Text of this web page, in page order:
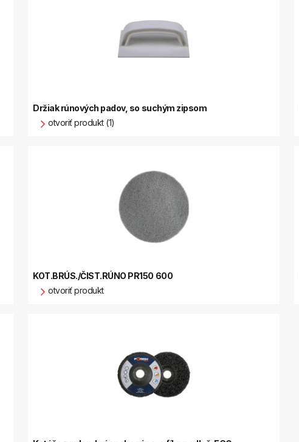
Držiak rúnových padov, so suchým zipsom
otvoriť produkt (1)
KOT.BRÚS./ČIST.RÚNO PR150 600
otvoriť produkt